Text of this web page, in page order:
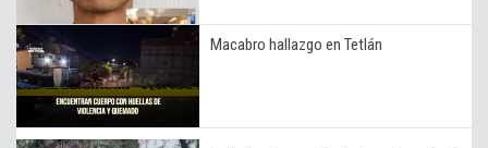
Macabro hallazgo en Tetlán